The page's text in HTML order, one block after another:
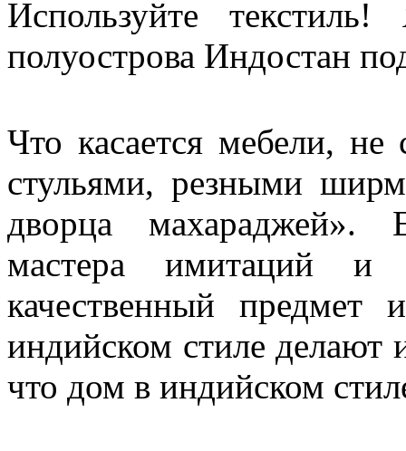
Используйте
полуострова Индостан
Что касается мебели, не
стульями, резными
дворца махараджей».
мастера имитаций и
качественный предмет
индийском стиле делают
что дом в индийском